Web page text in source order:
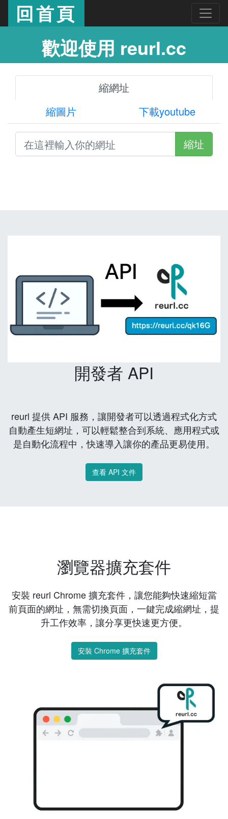
回首頁
歡迎使用 reurl.cc
縮網址
縮圖片
下載youtube
縮址
開發者 API
reurl 提供 API 服務，讓開發者可以透過程式化方式
自動產生短網址，可以輕鬆整合到系統、應用程式或
是自動化流程中，快速導入讓你的產品更易使用。
查看 API 文件
瀏覽器擴充套件
安裝 reurl Chrome 擴充套件，讓您能夠快速縮短當
前頁面的網址，無需切換頁面，一鍵完成縮網址，提
升工作效率，讓分享更快速更方便。
安裝 Chrome 擴充套件